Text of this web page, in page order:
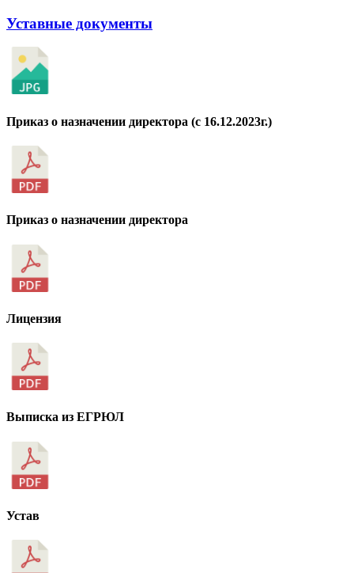
Уставные документы
Приказ о назначении директора (с 16.12.2023г.)
Приказ о назначении директора
Лицензия
Выписка из ЕГРЮЛ
Устав